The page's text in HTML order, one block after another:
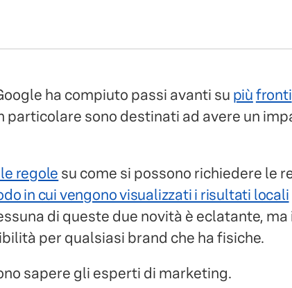
ha compiuto passi avanti su piùfronti
particolare sono destinati ad avere un
regole su come si possono richiedere le
in cui vengono visualizzati i risultati locali
di queste due novità è eclatante,
per qualsiasi brand che ha fisiche.
sapere gli esperti di marketing.